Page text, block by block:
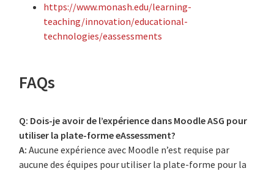
https://www.monash.edu/learning-
teaching/innovation/educational-
technologies/eassessments
FAQs
Q: Dois-je avoir de l’expérience dans Moodle ASG pour
utiliser la plate-forme eAssessment?
A: Aucune expérience avec Moodle n’est requise par
aucune des équipes pour utiliser la plate-forme pour la